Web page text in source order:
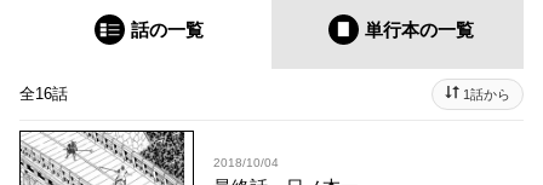
話の一覧 単行本の一覧
全16話 1話から
2018/10/04